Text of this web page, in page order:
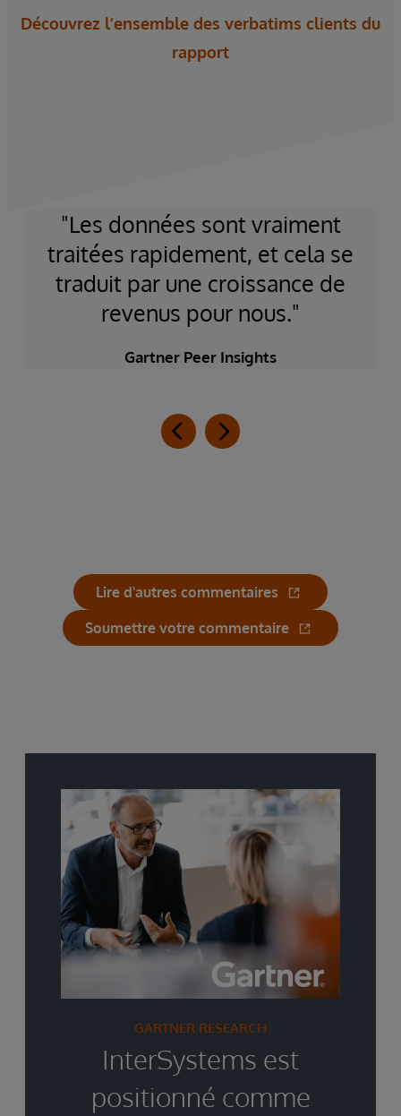
Découvrez l’ensemble des verbatims clients du
rapport
cela se
de
"La star des logiciels de
données de nouvelle
déployez vos
vitesse grand v"
Gartner Peer Insights
Lire d'autres commentaires
Soumettre votre commentaire
GARTNER RESEARCH
InterSystems est
positionné comme